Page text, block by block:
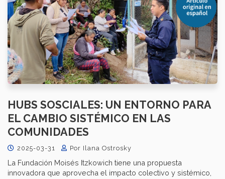
HUBS SOSCIALES: UN ENTORNO PARA
EL CAMBIO SISTÉMICO EN LAS
COMUNIDADES
2025-03-31 Por Ilana Ostrosky
La Fundación Moisés Itzkowich tiene una propuesta
innovadora que aprovecha el impacto colectivo y sistémico,